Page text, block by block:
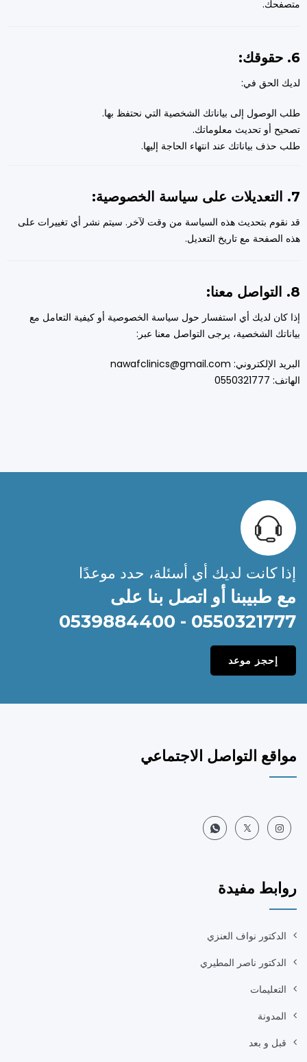
متصفحك.
6. حقوقك:
لديك الحق في:
طلب الوصول إلى بياناتك الشخصية التي نحتفظ بها.
تصحيح أو تحديث معلوماتك.
طلب حذف بياناتك عند انتهاء الحاجة إليها.
7. التعديلات على سياسة الخصوصية:
قد نقوم بتحديث هذه السياسة من وقت لآخر. سيتم نشر أي تغييرات على
هذه الصفحة مع تاريخ التعديل.
8. التواصل معنا:
إذا كان لديك أي استفسار حول سياسة الخصوصية أو كيفية التعامل مع
بياناتك الشخصية، يرجى التواصل معنا عبر:
البريد الإلكتروني: nawafclinics@gmail.com
الهاتف: 0550321777
إذا كانت لديك أي أسئلة، حدد موعدًا
مع طبيبنا أو اتصل بنا على
0550321777 - 0539884400
إحجز موعد
مواقع التواصل الاجتماعي
روابط مفيدة
الدكتور نواف العنزي
الدكتور ناصر المطيري
التعليمات
المدونة
قبل و بعد